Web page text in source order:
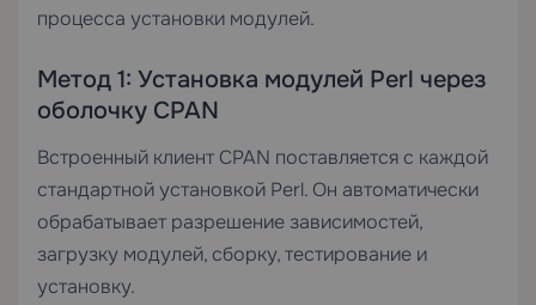
процесса установки модулей.
Метод 1: Установка модулей Perl через
оболочку CPAN
Встроенный клиент CPAN поставляется с каждой
стандартной установкой Perl. Он автоматически
обрабатывает разрешение зависимостей,
загрузку модулей, сборку, тестирование и
установку.